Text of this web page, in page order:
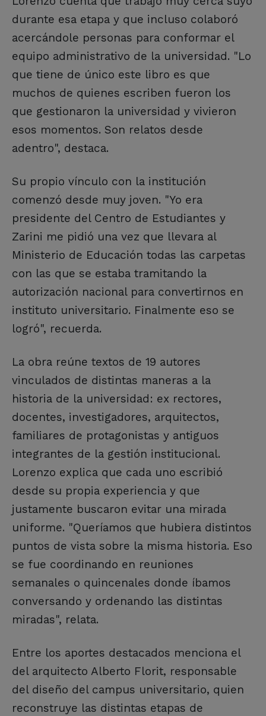
durante esa etapa y que incluso colaboró
acercándole personas para conformar el
equipo administrativo de la universidad. "Lo
que tiene de único este libro es que
muchos de quienes escriben fueron los
que gestionaron la universidad y vivieron
esos momentos. Son relatos desde
adentro", destaca.
Su propio vínculo con la institución
comenzó desde muy joven. "Yo era
presidente del Centro de Estudiantes y
Zarini me pidió una vez que llevara al
Ministerio de Educación todas las carpetas
con las que se estaba tramitando la
autorización nacional para convertirnos en
instituto universitario. Finalmente eso se
logró", recuerda.
La obra reúne textos de 19 autores
vinculados de distintas maneras a la
historia de la universidad: ex rectores,
docentes, investigadores, arquitectos,
familiares de protagonistas y antiguos
integrantes de la gestión institucional.
Lorenzo explica que cada uno escribió
desde su propia experiencia y que
justamente buscaron evitar una mirada
uniforme. "Queríamos que hubiera distintos
puntos de vista sobre la misma historia. Eso
se fue coordinando en reuniones
semanales o quincenales donde íbamos
conversando y ordenando las distintas
miradas", relata.
Entre los aportes destacados menciona el
del arquitecto Alberto Florit, responsable
del diseño del campus universitario, quien
reconstruye las distintas etapas de